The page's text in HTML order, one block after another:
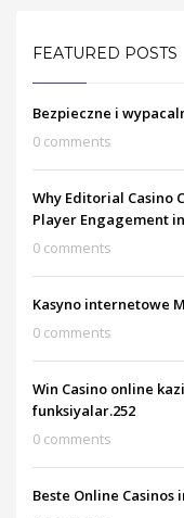
FEATURED POSTS
Bezpieczne i
0 comments
Why Editorial Casino
Player Engagement
0 comments
Kasyno internetowe
0 comments
Win Casino online
funksiyalar.252
0 comments
Beste Online Casinos